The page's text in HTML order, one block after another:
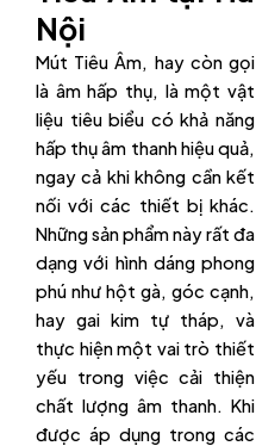
Nội
Mút Tiêu Âm, hay còn gọi
là âm hấp thụ, là một vật
liệu tiêu biểu có khả năng
hấp thụ âm thanh hiệu quả,
ngay cả khi không cần kết
nối với các thiết bị khác.
Những sản phẩm này rất đa
dạng với hình dáng phong
phú như hột gà, góc cạnh,
hay gai kim tự tháp, và
thực hiện một vai trò thiết
yếu trong việc cải thiện
chất lượng âm thanh. Khi
được áp dụng trong các